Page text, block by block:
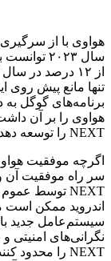
سال ۲۰۲۳
تنها مانع پیش
برنامه‌های گوگل به
NEXT را توسعه دهد که قرار است در Mate XT اجرا شود.
اگرچه موفقیت
اندروید ممکن
سیستم‌عامل جدید